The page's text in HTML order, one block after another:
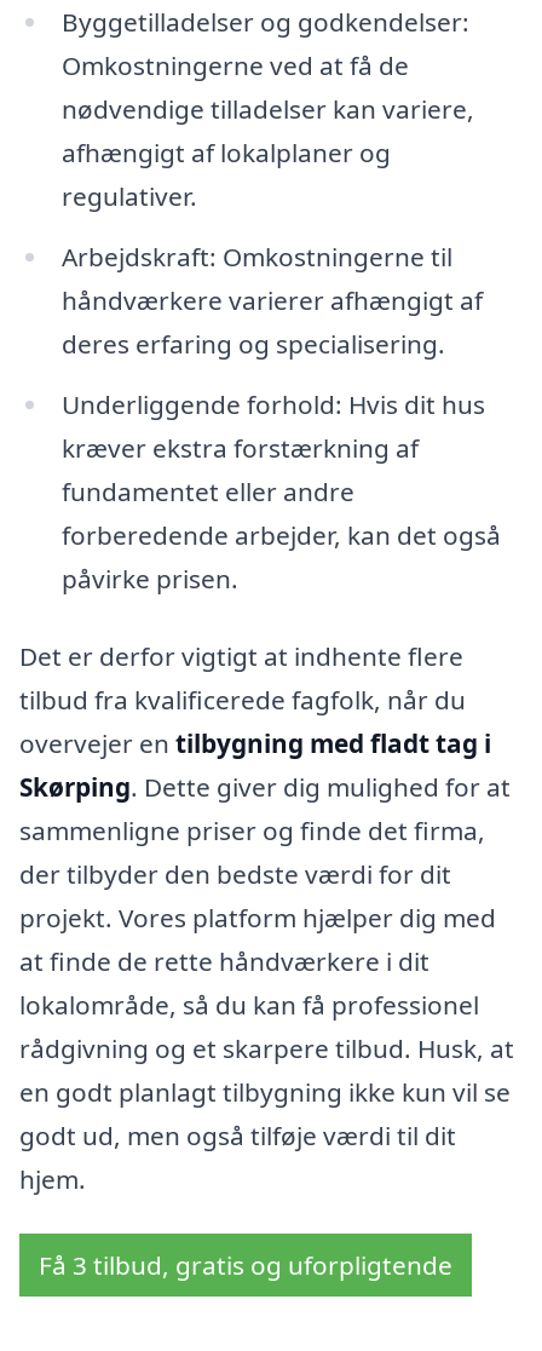
Byggetilladelser og godkendelser:
Omkostningerne ved at få de
nødvendige tilladelser kan variere,
afhængigt af lokalplaner og
regulativer.
Arbejdskraft: Omkostningerne til
håndværkere varierer afhængigt af
deres erfaring og specialisering.
Underliggende forhold: Hvis dit hus
kræver ekstra forstærkning af
fundamentet eller andre
forberedende arbejder, kan det også
påvirke prisen.
Det er derfor vigtigt at indhente flere
tilbud fra kvalificerede fagfolk, når du
overvejer en tilbygning med fladt tag i
Skørping. Dette giver dig mulighed for at
sammenligne priser og finde det firma,
der tilbyder den bedste værdi for dit
projekt. Vores platform hjælper dig med
at finde de rette håndværkere i dit
lokalområde, så du kan få professionel
rådgivning og et skarpere tilbud. Husk, at
en godt planlagt tilbygning ikke kun vil se
godt ud, men også tilføje værdi til dit
hjem.
Få 3 tilbud, gratis og uforpligtende